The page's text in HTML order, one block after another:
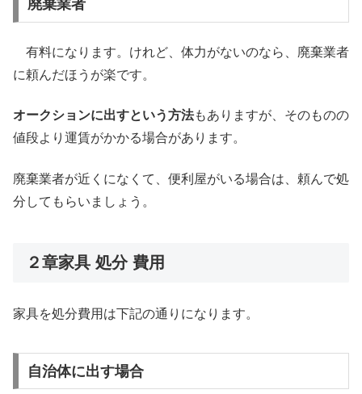
廃棄業者
有料になります。けれど、体力がないのなら、廃棄業者
に頼んだほうが楽です。
オークションに出すという方法もありますが、そのものの
値段より運賃がかかる場合があります。
廃棄業者が近くになくて、便利屋がいる場合は、頼んで処
分してもらいましょう。
２章家具 処分 費用
家具を処分費用は下記の通りになります。
自治体に出す場合